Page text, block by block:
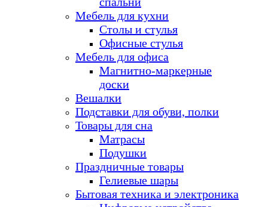
Мебель для кухни
Столы и стулья
Офисные стулья
Мебель для офиса
Магнитно-маркерные
доски
Вешалки
Подставки для обуви, полки
Товары для сна
Матрасы
Подушки
Праздничные товары
Гелиевые шары
Бытовая техника и электроника